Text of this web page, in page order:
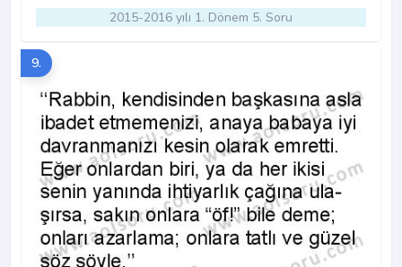
2015-2016 yılı 1. Dönem 5. Soru
9.